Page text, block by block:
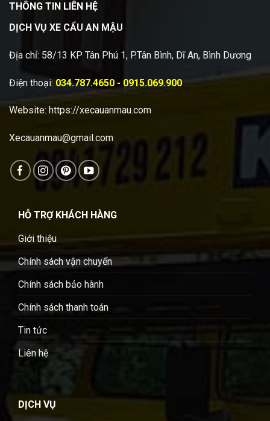
THÔNG TIN LIÊN HỆ
DỊCH VỤ XE CẨU AN MẬU
Địa chỉ: 58/13 KP Tân Phú 1, P.Tân Bình, Dĩ An, Bình Dương
Điện thoại: 034.787.4650 - 0915.069.900
Website: https://xecauanmau.com
Xecauanmau@gmail.com
HỖ TRỢ KHÁCH HÀNG
Giới thiệu
Chính sách vận chuyển
Chính sách bảo hành
Chính sách thanh toán
Tin tức
Liên hệ
DỊCH VỤ